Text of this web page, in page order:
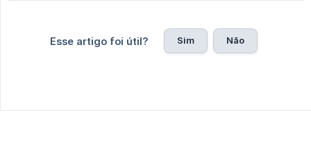
Esse artigo foi útil? Sim Não